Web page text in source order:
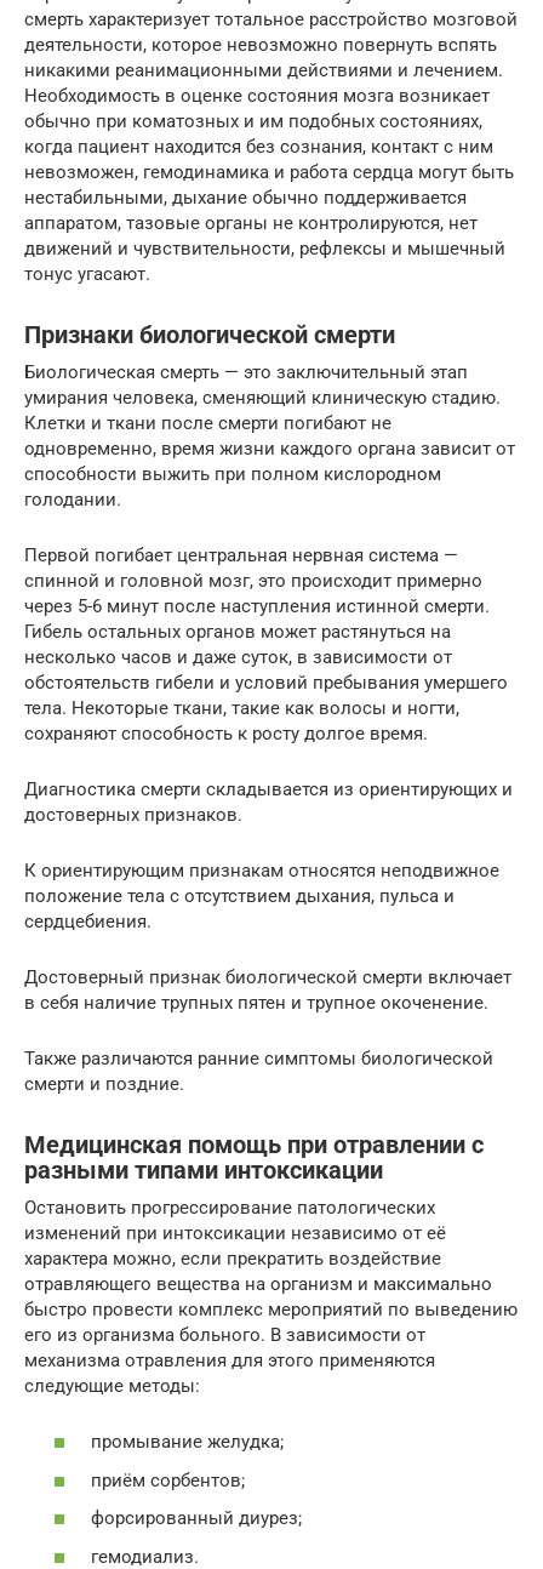
смерть характеризует тотальное расстройство мозговой
деятельности, которое невозможно повернуть вспять
никакими реанимационными действиями и лечением.
Необходимость в оценке состояния мозга возникает
обычно при коматозных и им подобных состояниях,
когда пациент находится без сознания, контакт с ним
невозможен, гемодинамика и работа сердца могут быть
нестабильными, дыхание обычно поддерживается
аппаратом, тазовые органы не контролируются, нет
движений и чувствительности, рефлексы и мышечный
тонус угасают.
Признаки биологической смерти
Биологическая смерть — это заключительный этап
умирания человека, сменяющий клиническую стадию.
Клетки и ткани после смерти погибают не
одновременно, время жизни каждого органа зависит от
способности выжить при полном кислородном
голодании.
Первой погибает центральная нервная система —
спинной и головной мозг, это происходит примерно
через 5-6 минут после наступления истинной смерти.
Гибель остальных органов может растянуться на
несколько часов и даже суток, в зависимости от
обстоятельств гибели и условий пребывания умершего
тела. Некоторые ткани, такие как волосы и ногти,
сохраняют способность к росту долгое время.
Диагностика смерти складывается из ориентирующих и
достоверных признаков.
К ориентирующим признакам относятся неподвижное
положение тела с отсутствием дыхания, пульса и
сердцебиения.
Достоверный признак биологической смерти включает
в себя наличие трупных пятен и трупное окоченение.
Также различаются ранние симптомы биологической
смерти и поздние.
Медицинская помощь при отравлении с
разными типами интоксикации
Остановить прогрессирование патологических
изменений при интоксикации независимо от её
характера можно, если прекратить воздействие
отравляющего вещества на организм и максимально
быстро провести комплекс мероприятий по выведению
его из организма больного. В зависимости от
механизма отравления для этого применяются
следующие методы:
промывание желудка;
приём сорбентов;
форсированный диурез;
гемодиализ.